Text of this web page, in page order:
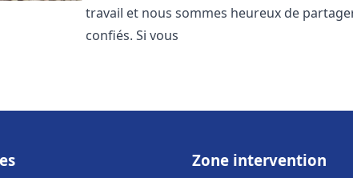
travail et nous sommes heureux de
confiés. Si vous
Zone intervention